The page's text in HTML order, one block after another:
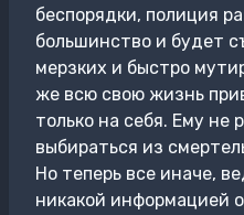
беспорядки, полиция
большинство и будет
мерзких и быстро
же всю свою жизнь
только на себя. Ему не
выбираться из
Но теперь все иначе,
никакой информацией